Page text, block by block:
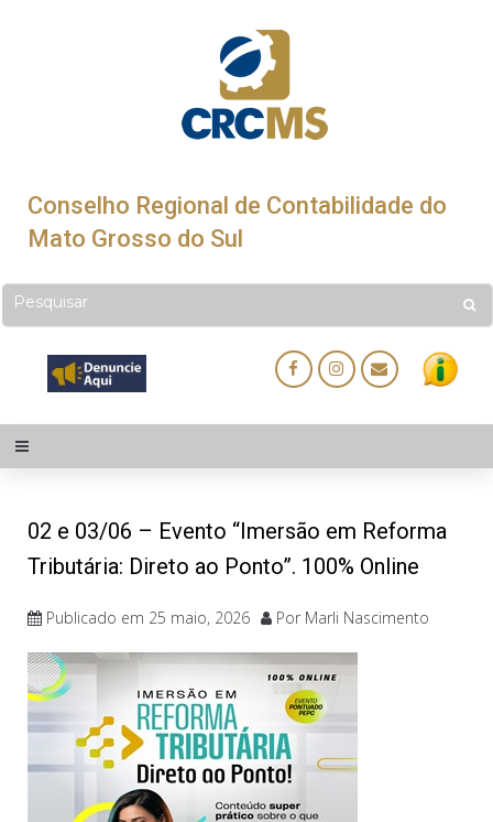
Conselho Regional de Contabilidade do
Mato Grosso do Sul
02 e 03/06 – Evento “Imersão em Reforma
Tributária: Direto ao Ponto”. 100% Online
Publicado em 25 maio, 2026 Por Marli Nascimento